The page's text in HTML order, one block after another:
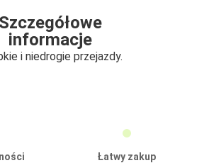
Szczegółowe
informacje
i niedrogie przejazdy.
Łatwy zakup